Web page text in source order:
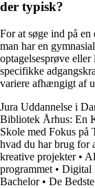
der typisk?
For at søge ind på
man har en
optagelsesprøve
specifikke
variere afhængigt af
Jura Uddannelse i
Bibliotek Århus: En
Skole med Fokus
hvad du har brug for
kreative projekter•
programmet • Digital
Bachelor• De